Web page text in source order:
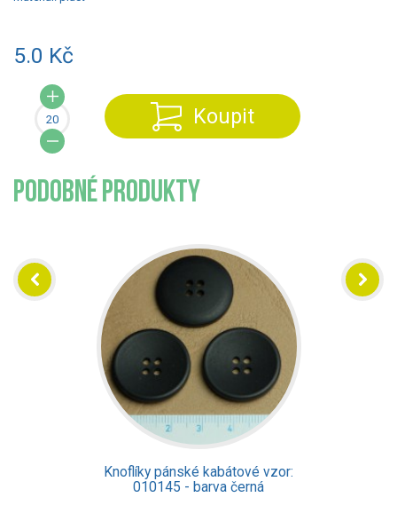
5.0 Kč
Koupit
PODOBNÉ PRODUKTY
Knoflíky pánské